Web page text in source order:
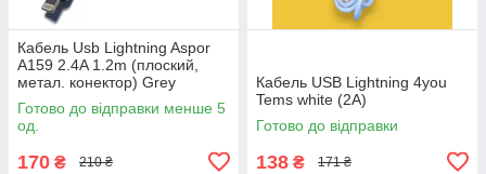
Кабель Usb Lightning Aspor
A159 2.4A 1.2m (плоский,
метал. конектор) Grey
Готово до відправки менше 5
од.
170 ₴ 210 ₴
Кабель USB Lightning 4you
Tems white (2A)
Готово до відправки
138 ₴ 171 ₴